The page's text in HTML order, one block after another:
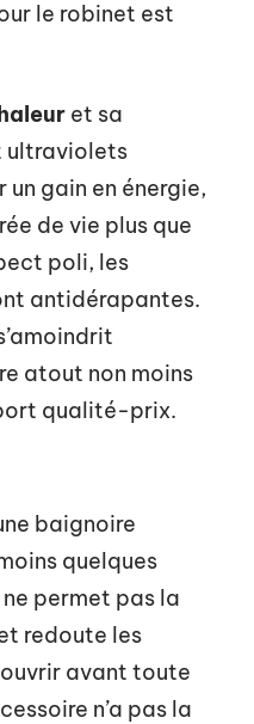
le robinet est
et sa
ultraviolets
gain en énergie,
de vie plus que
poli, les
antidérapantes.
atout non moins
qualité-prix.
baignoire
quelques
permet pas la
redoute les
avant toute
n’a pas la